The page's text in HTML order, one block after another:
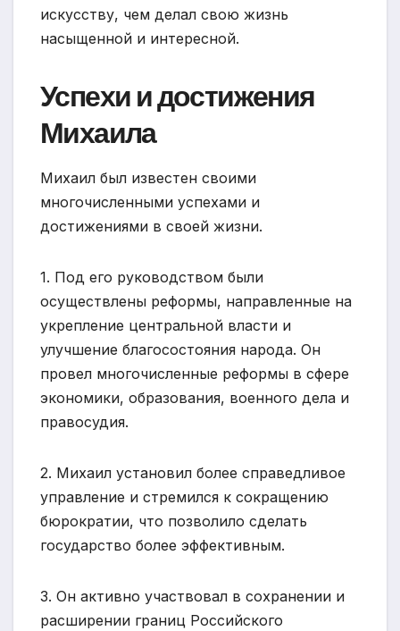
искусству, чем делал свою жизнь
насыщенной и интересной.
Успехи и достижения
Михаила
Михаил был известен своими
многочисленными успехами и
достижениями в своей жизни.
1. Под его руководством были
осуществлены реформы, направленные на
укрепление центральной власти и
улучшение благосостояния народа. Он
провел многочисленные реформы в сфере
экономики, образования, военного дела и
правосудия.
2. Михаил установил более справедливое
управление и стремился к сокращению
бюрократии, что позволило сделать
государство более эффективным.
3. Он активно участвовал в сохранении и
расширении границ Российского